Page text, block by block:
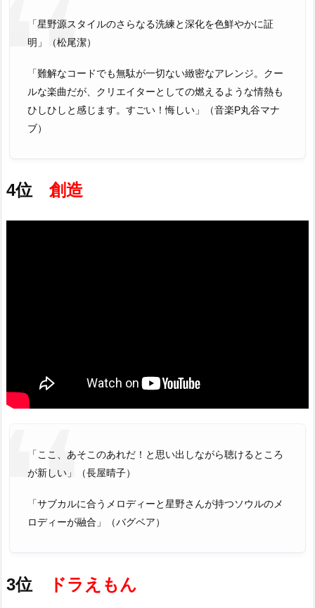
「星野源スタイルのさらなる洗練と深化を色鮮やかに証
明」（松尾潔）
「難解なコードでも無駄が一切ない緻密なアレンジ。クー
ルな楽曲だが、クリエイターとしての燃えるような情熱も
ひしひしと感じます。すごい！悔しい」（音楽P丸谷マナ
ブ）
4位 創造
「ここ、あそこのあれだ！と思い出しながら聴けるところ
が新しい」（長屋晴子）
「サブカルに合うメロディーと星野さんが持つソウルのメ
ロディーが融合」（バグベア）
3位 ドラえもん